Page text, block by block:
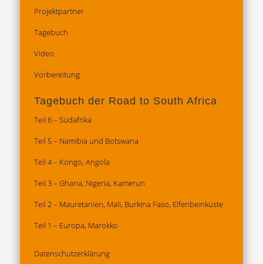
Projektpartner
Tagebuch
Video
Vorbereitung
Tagebuch der Road to South Africa
Teil 6 – Südafrika
Teil 5 – Namibia und Botswana
Teil 4 – Kongo, Angola
Teil 3 – Ghana, Nigeria, Kamerun
Teil 2 – Mauretanien, Mali, Burkina Faso, Elfenbeinküste
Teil 1 – Europa, Marokko
Datenschutz­erklärung